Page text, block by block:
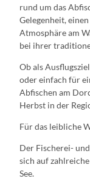
rund um das
Gelegenheit,
Atmosphäre am
bei ihrer
Ob als
oder einfach für
Abfischen am
Herbst in der
Für das leibliche
Der Fischerei-
sich auf
See.